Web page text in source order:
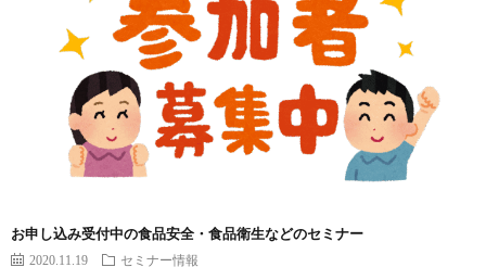
お申し込み受付中の食品安全・食品衛生などのセミナー
2020.11.19 セミナー情報